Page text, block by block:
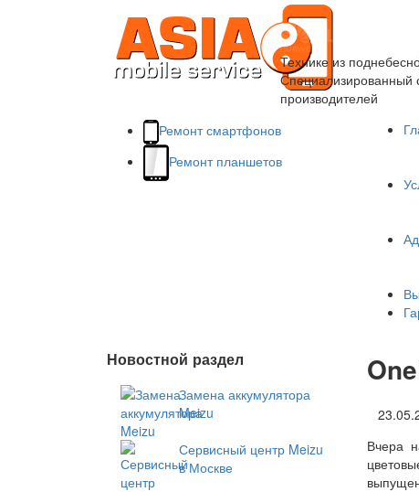
Технике из
Специализированный
производителей
Ремонт смартфонов
Ремонт планшетов
Новостной раздел
Замена аккумулятора
Meizu
Сервисный центр Meizu
в Москве
Вчера